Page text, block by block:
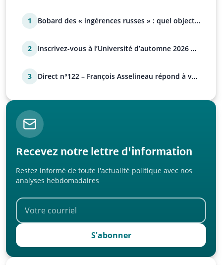
1
Bobard des « ingérences russes » : quel objectif
2
Inscrivez-vous à l’Université d’automne 2026 de
3
Direct n°122 – François Asselineau répond à vos
Recevez notre lettre d'information
Restez informé de toute l'actualité politique avec nos
analyses hebdomadaires
S'abonner